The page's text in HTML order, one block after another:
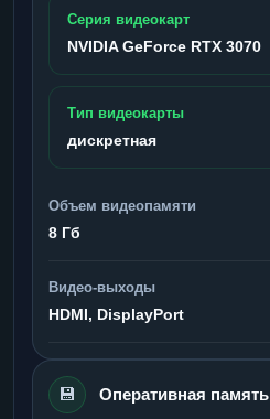
Серия видеокарт
NVIDIA GeForce RTX 3070
Тип видеокарты
дискретная
Объем видеопамяти
8 Гб
Видео-выходы
HDMI, DisplayPort
💾 Оперативная память